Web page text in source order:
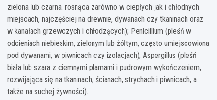
zielona lub czarna, rosnąca zarówno w ciepłych jak i chłodnych
miejscach, najczęściej na drewnie, dywanach czy tkaninach oraz
w kanałach grzewczych i chłodzących); Penicillium (pleśń w
odcieniach niebieskim, zielonym lub żółtym, często umiejscowiona
pod dywanami, w piwnicach czy izolacjach); Aspergillus (pleśń
biała lub szara z ciemnymi plamami i pudrowym wykończeniem,
rozwijająca się na tkaninach, ścianach, strychach i piwnicach, a
także na suchej żywności).